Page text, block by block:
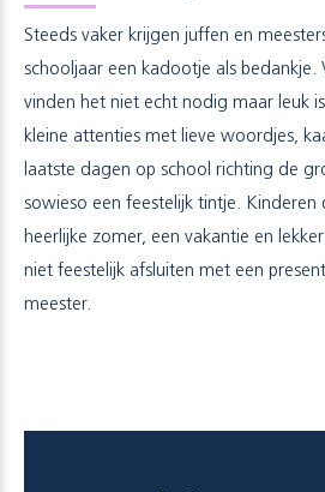
Steeds vaker krijgen juffen en
schooljaar een kadootje als bedankje.
vinden het niet echt nodig maar leuk
kleine attenties met lieve woordjes,
laatste dagen op school richting de
sowieso een feestelijk tintje. Kinderen
heerlijke zomer, een vakantie en
niet feestelijk afsluiten met een
meester.